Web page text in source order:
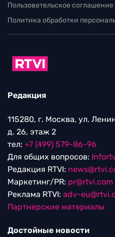
Пользовательское соглашение
Политика обработки
Редакция
115280, г. Москва, ул.
д. 26, этаж 2
тел: +7 (499) 579-86-96
Для общих вопросов:
Редакция RTVI:
Маркетинг/PR: pr@rtvi.com
Реклама RTVI: adv-
Партнерские материалы
Достойные новости